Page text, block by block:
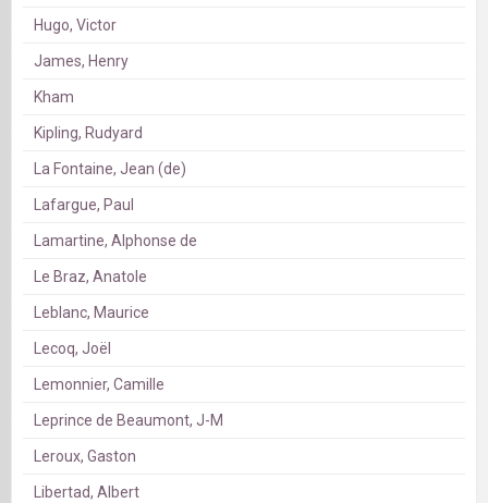
Hugo, Victor
James, Henry
Kham
Kipling, Rudyard
La Fontaine, Jean (de)
Lafargue, Paul
Lamartine, Alphonse de
Le Braz, Anatole
Leblanc, Maurice
Lecoq, Joël
Lemonnier, Camille
Leprince de Beaumont, J-M
Leroux, Gaston
Libertad, Albert